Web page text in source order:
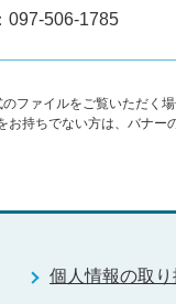
097-506-1785
のファイルをご覧いただく
お持ちでない方は、バナー
個人情報の取り